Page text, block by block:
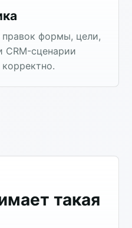
формы, цели,
CRM-сценарии
такая